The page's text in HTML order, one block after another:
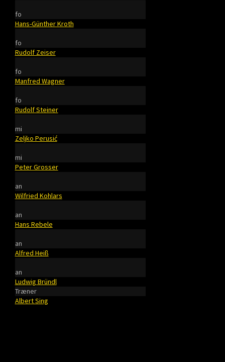
fo
Hans-Günther Kroth
fo
Rudolf Zeiser
fo
Manfred Wagner
fo
Rudolf Steiner
mi
Zeljko Perusić
mi
Peter Grosser
an
Wilfried Kohlars
an
Hans Rebele
an
Alfred Heiß
an
Ludwig Bründl
Træner
Albert Sing